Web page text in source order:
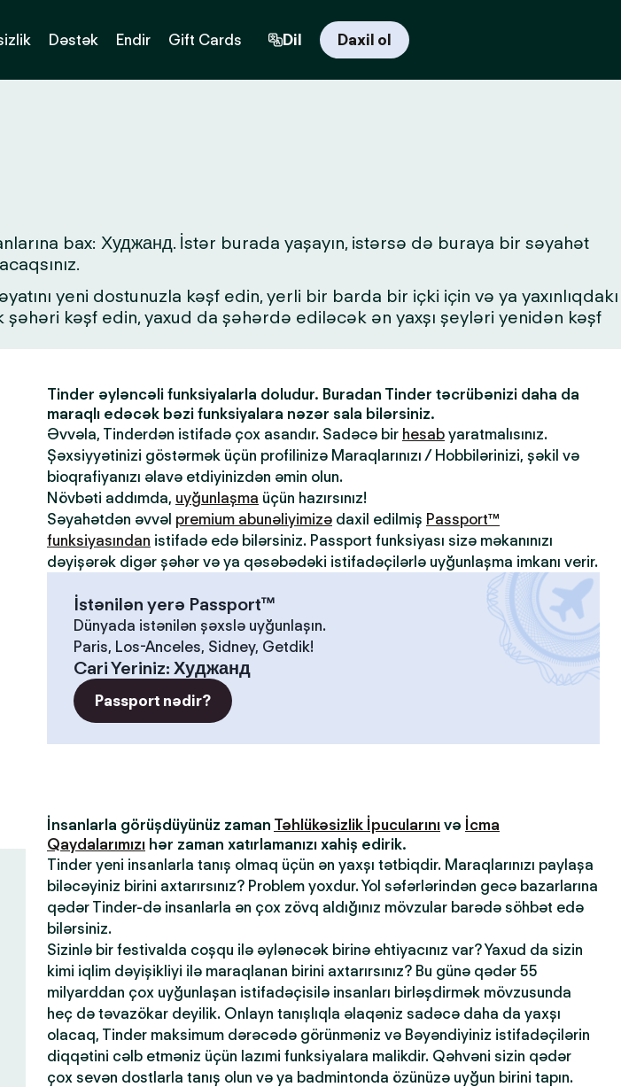
Dəstək Endir Gift Cards Dil Daxil ol
bax: Худжанд. İstər burada yaşayın, istərsə də buraya bir səyahət
yeni dostunuzla kəşf edin, yerli bir barda bir içki için və ya yaxınlıqdakı
kəşf edin, yaxud da şəhərdə ediləcək ən yaxşı şeyləri yenidən kəşf
Tinder əyləncəli funksiyalarla doludur. Buradan Tinder təcrübənizi daha da
maraqlı edəcək bəzi funksiyalara nəzər sala bilərsiniz.
Əvvəla, Tinderdən istifadə çox asandır. Sadəcə bir hesab yaratmalısınız.
Şəxsiyyətinizi göstərmək üçün profilinizə Maraqlarınızı / Hobbilərinizi, şəkil və
bioqrafiyanızı əlavə etdiyinizdən əmin olun.
Növbəti addımda, uyğunlaşma üçün hazırsınız!
Səyahətdən əvvəl premium abunəliyimizə daxil edilmiş Passport™
funksiyasından istifadə edə bilərsiniz. Passport funksiyası sizə məkanınızı
dəyişərək digər şəhər və ya qəsəbədəki istifadəçilərlə uyğunlaşma imkanı verir.
İstənilən yerə Passport™
Dünyada istənilən şəxslə uyğunlaşın.
Paris, Los-Anceles, Sidney, Getdik!
Cari Yeriniz: Худжанд
Passport nədir?
İnsanlarla görüşdüyünüz zaman Təhlükəsizlik İpucularını və İcma
Qaydalarımızı hər zaman xatırlamanızı xahiş edirik.
Tinder yeni insanlarla tanış olmaq üçün ən yaxşı tətbiqdir. Maraqlarınızı paylaşa
biləcəyiniz birini axtarırsınız? Problem yoxdur. Yol səfərlərindən gecə bazarlarına
qədər Tinder-də insanlarla ən çox zövq aldığınız mövzular barədə söhbət edə
bilərsiniz.
Sizinlə bir festivalda coşqu ilə əylənəcək birinə ehtiyacınız var? Yaxud da sizin
kimi iqlim dəyişikliyi ilə maraqlanan birini axtarırsınız? Bu günə qədər 55
milyarddan çox uyğunlaşan istifadəçisilə insanları birləşdirmək mövzusunda
heç də təvazökar deyilik. Onlayn tanışlıqla əlaqəniz sadəcə daha da yaxşı
olacaq, Tinder maksimum dərəcədə görünməniz və Bəyəndiyiniz istifadəçilərin
diqqətini cəlb etməniz üçün lazımi funksiyalara malikdir. Qəhvəni sizin qədər
çox sevən dostlarla tanış olun və ya badmintonda özünüzə uyğun birini tapın.